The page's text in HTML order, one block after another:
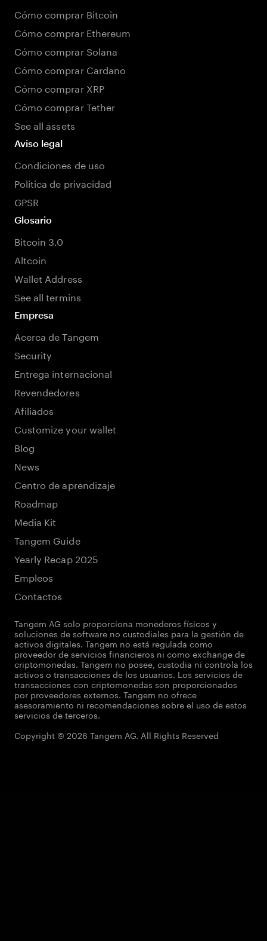
Cómo comprar Bitcoin
Cómo comprar Ethereum
Cómo comprar Solana
Cómo comprar Cardano
Cómo comprar XRP
Cómo comprar Tether
See all assets
Aviso legal
Condiciones de uso
Política de privacidad
GPSR
Glosario
Bitcoin 3.0
Altcoin
Wallet Address
See all termins
Empresa
Acerca de Tangem
Security
Entrega internacional
Revendedores
Afiliados
Customize your wallet
Blog
News
Centro de aprendizaje
Roadmap
Media Kit
Tangem Guide
Yearly Recap 2025
Empleos
Contactos
Tangem AG solo proporciona monederos físicos y
soluciones de software no custodiales para la gestión de
activos digitales. Tangem no está regulada como
proveedor de servicios financieros ni como exchange de
criptomonedas. Tangem no posee, custodia ni controla los
activos o transacciones de los usuarios. Los servicios de
transacciones con criptomonedas son proporcionados
por proveedores externos. Tangem no ofrece
asesoramiento ni recomendaciones sobre el uso de estos
servicios de terceros.